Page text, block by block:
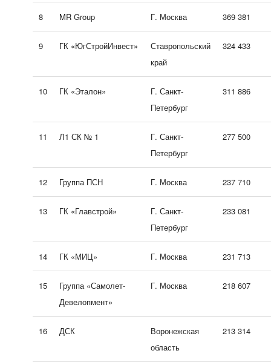
8 MR Group Г. Москва 369 381
9 ГК «ЮгСтройИнвест»
Ставропольский
край
324 433
10 ГК «Эталон»
Г. Санкт-
Петербург
311 886
11 Л1 СК № 1
Г. Санкт-
Петербург
277 500
12 Группа ПСН Г. Москва 237 710
13 ГК «Главстрой»
Г. Санкт-
Петербург
233 081
14 ГК «МИЦ» Г. Москва 231 713
15
Группа «Самолет-
Девелопмент»
Г. Москва 218 607
16 ДСК
Воронежская
область
213 314